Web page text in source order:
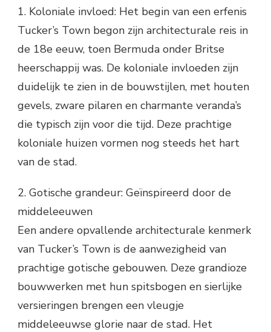
1. Koloniale invloed: Het begin van een erfenis
Tucker’s Town begon zijn architecturale reis in
de 18e eeuw, toen Bermuda onder Britse
heerschappij was. De koloniale invloeden zijn
duidelijk te zien in de bouwstijlen, met houten
gevels, zware pilaren en charmante veranda’s
die typisch zijn voor die tijd. Deze prachtige
koloniale huizen vormen nog steeds het hart
van de stad.
2. Gotische grandeur: Geïnspireerd door de
middeleeuwen
Een andere opvallende architecturale kenmerk
van Tucker’s Town is de aanwezigheid van
prachtige gotische gebouwen. Deze grandioze
bouwwerken met hun spitsbogen en sierlijke
versieringen brengen een vleugje
middeleeuwse glorie naar de stad. Het